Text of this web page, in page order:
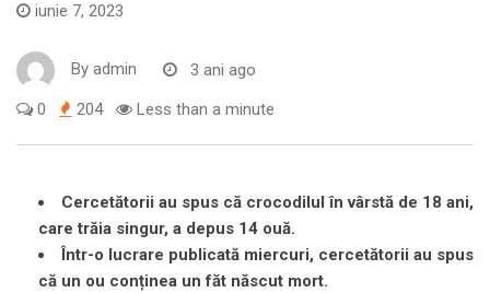
iunie 7, 2023
By admin 3 ani ago
0 204 Less than a minute
Cercetătorii au spus că crocodilul în vârstă de 18 ani,
care trăia singur, a depus 14 ouă.
Într-o lucrare publicată miercuri, cercetătorii au spus
că un ou conținea un făt născut mort.